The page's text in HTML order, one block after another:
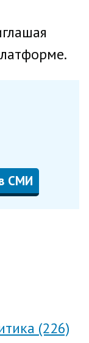
СМИ
(226)